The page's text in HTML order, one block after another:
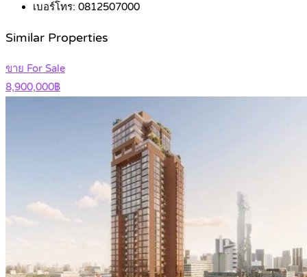
เบอร์โทร: 0812507000
Similar Properties
ขาย For Sale
8,900,000฿